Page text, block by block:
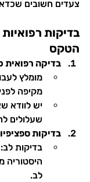
צעדים חשובים
בדיקות
הטקס
בדיקה רפואית
מומלץ
מקיפה
יש לוודא
שעלולים
בדיקות
בדיקות
היסטוריה
לב.